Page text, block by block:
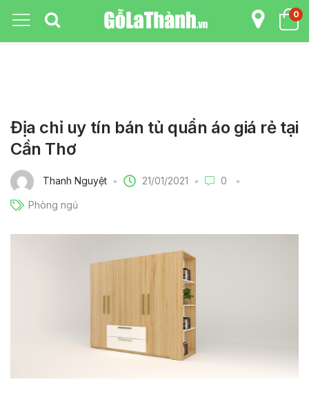
0
Địa chỉ uy tín bán tủ quần áo giá rẻ tại
Cần Thơ
Thanh Nguyệt 21/01/2021 0
Phòng ngủ